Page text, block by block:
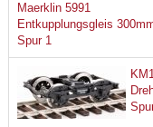
Maerklin 5991
Entkupplungsgleis
Spur 1